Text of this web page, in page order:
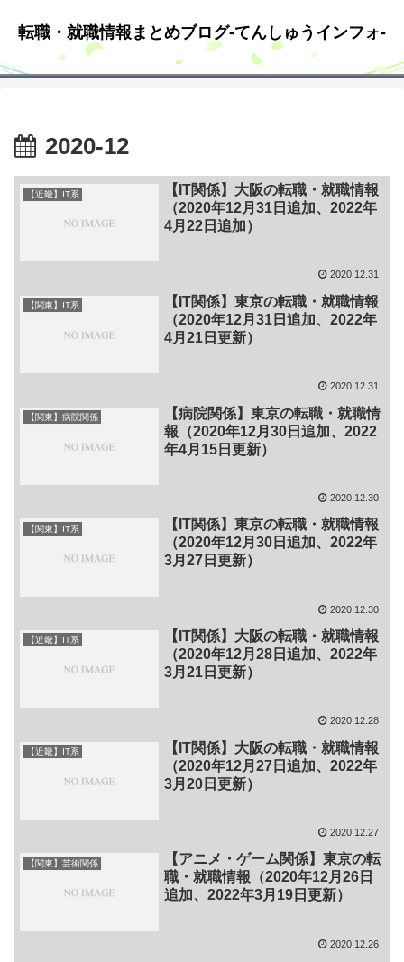
転職・就職情報まとめブログ-てんしゅうインフォ-
2020-12
【近畿】IT系
【IT関係】大阪の転職・就職情報
（2020年12月31日追加、2022年
4月22日追加）
2020.12.31
【関東】IT系
【IT関係】東京の転職・就職情報
（2020年12月31日追加、2022年
4月21日更新）
2020.12.31
【関東】病院関係
【病院関係】東京の転職・就職情
報（2020年12月30日追加、2022
年4月15日更新）
2020.12.30
【関東】IT系
【IT関係】東京の転職・就職情報
（2020年12月30日追加、2022年
3月27日更新）
2020.12.30
【近畿】IT系
【IT関係】大阪の転職・就職情報
（2020年12月28日追加、2022年
3月21日更新）
2020.12.28
【近畿】IT系
【IT関係】大阪の転職・就職情報
（2020年12月27日追加、2022年
3月20日更新）
2020.12.27
【関東】芸術関係
【アニメ・ゲーム関係】東京の転
職・就職情報（2020年12月26日
追加、2022年3月19日更新）
2020.12.26